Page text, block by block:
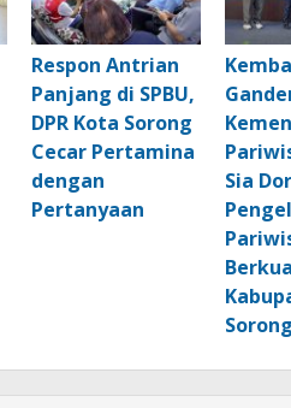
Respon Antrian
Panjang di SPBU,
DPR Kota Sorong
Cecar Pertamina
dengan
Pertanyaan
Sia
Sorong